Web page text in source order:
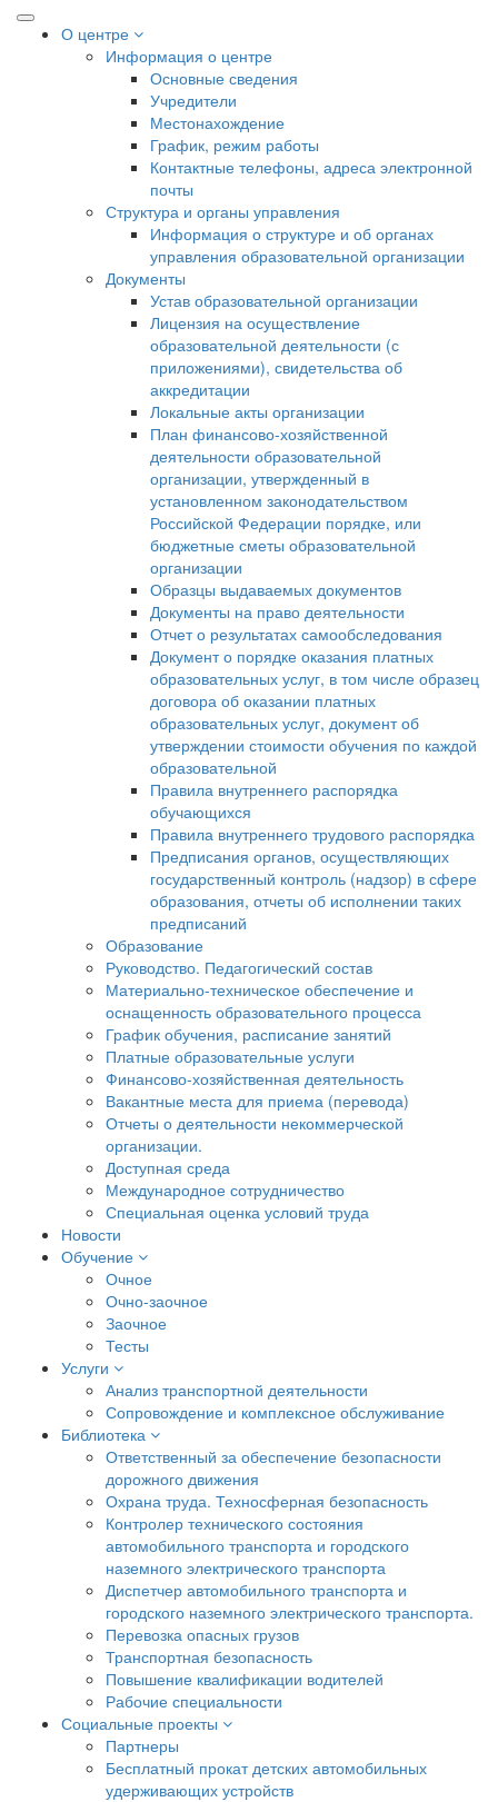
О центре
Информация о центре
Основные сведения
Учредители
Местонахождение
График, режим работы
Контактные телефоны, адреса электронной
почты
Структура и органы управления
Информация о структуре и об органах
управления образовательной организации
Документы
Устав образовательной организации
Лицензия на осуществление
образовательной деятельности (с
приложениями), свидетельства об
аккредитации
Локальные акты организации
План финансово-хозяйственной
деятельности образовательной
организации, утвержденный в
установленном законодательством
Российской Федерации порядке, или
бюджетные сметы образовательной
организации
Образцы выдаваемых документов
Документы на право деятельности
Отчет о результатах самообследования
Документ о порядке оказания платных
образовательных услуг, в том числе образец
договора об оказании платных
образовательных услуг, документ об
утверждении стоимости обучения по каждой
образовательной
Правила внутреннего распорядка
обучающихся
Правила внутреннего трудового распорядка
Предписания органов, осуществляющих
государственный контроль (надзор) в сфере
образования, отчеты об исполнении таких
предписаний
Образование
Руководство. Педагогический состав
Материально-техническое обеспечение и
оснащенность образовательного процесса
График обучения, расписание занятий
Платные образовательные услуги
Финансово-хозяйственная деятельность
Вакантные места для приема (перевода)
Отчеты о деятельности некоммерческой
организации.
Доступная среда
Международное сотрудничество
Специальная оценка условий труда
Новости
Обучение
Очное
Очно-заочное
Заочное
Тесты
Услуги
Анализ транспортной деятельности
Сопровождение и комплексное обслуживание
Библиотека
Ответственный за обеспечение безопасности
дорожного движения
Охрана труда. Техносферная безопасность
Контролер технического состояния
автомобильного транспорта и городского
наземного электрического транспорта
Диспетчер автомобильного транспорта и
городского наземного электрического транспорта.
Перевозка опасных грузов
Транспортная безопасность
Повышение квалификации водителей
Рабочие специальности
Социальные проекты
Партнеры
Бесплатный прокат детских автомобильных
удерживающих устройств